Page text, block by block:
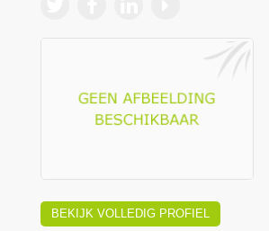
BEKIJK VOLLEDIG PROFIEL